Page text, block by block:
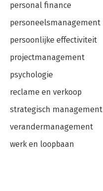
personal finance
personeelsmanagement
persoonlijke effectiviteit
projectmanagement
psychologie
reclame en verkoop
strategisch management
verandermanagement
werk en loopbaan